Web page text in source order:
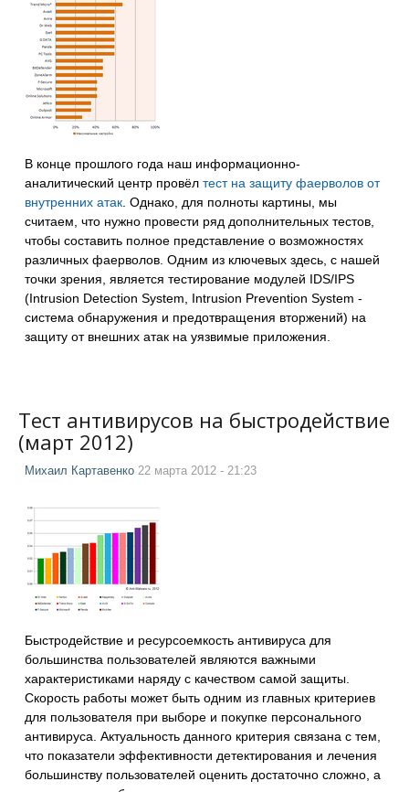
В конце прошлого года наш информационно-
аналитический центр провёл тест на защиту фаерволов от
внутренних атак . Однако, для полноты картины, мы
считаем, что нужно провести ряд дополнительных тестов,
чтобы составить полное представление о возможностях
различных фаерволов. Одним из ключевых здесь, с нашей
точки зрения, является тестирование модулей IDS/IPS
(Intrusion Detection System, Intrusion Prevention System -
система обнаружения и предотвращения вторжений) на
защиту от внешних атак на уязвимые приложения.
Тест антивирусов на быстродействие
(март 2012)
Михаил Картавенко 22 марта 2012 - 21:23
Быстродействие и ресурсоемкость антивируса для
большинства пользователей являются важными
характеристиками наряду с качеством самой защиты.
Скорость работы может быть одним из главных критериев
для пользователя при выборе и покупке персонального
антивируса. Актуальность данного критерия связана с тем,
что показатели эффективности детектирования и лечения
большинству пользователей оценить достаточно сложно, а